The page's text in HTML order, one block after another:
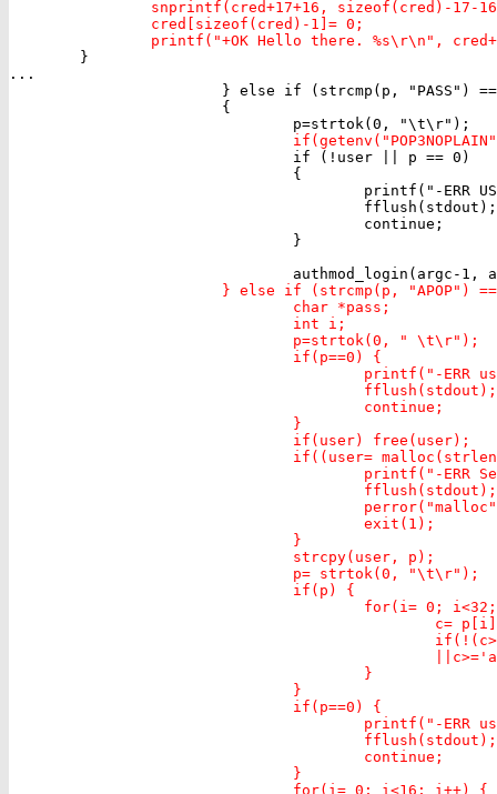
snprintf(cred+17+16, sizeof(cred)-17-
                cred[sizeof(cred)-1]= 0;
printf("+OK Hello there. %s\r\n",
}
...
} else if (strcmp(p, "PASS")
                        {
if (!user || p == 0)
                                {
printf("-ERR
                                        fflush(stdout);
                                        continue;
                                }
authmod_login(argc-1,
} else if (strcmp(p, "APOP")
                                char *pass;
                                int i;
                                p=strtok(0, " \t\r");
                                if(p==0) {
printf("-ERR
                                        fflush(stdout);
                                        continue;
                                }
                                if(user) free(user);
if((user=
printf("-ERR
                                        fflush(stdout);
                                        exit(1);
                                }
                                strcpy(user, p);
                                p= strtok(0, "\t\r");
                                if(p) {
for(i= 0;
c=
                                        }
                                }
                                if(p==0) {
printf("-ERR
                                        fflush(stdout);
                                        continue;
                                }
                                for(i= 0; i<16; i++) {